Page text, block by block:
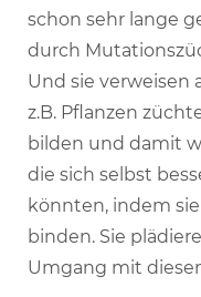
schon sehr lange
durch
Und sie verweisen
z.B. Pflanzen
bilden und damit
die sich selbst
könnten, indem
binden. Sie
Umgang mit